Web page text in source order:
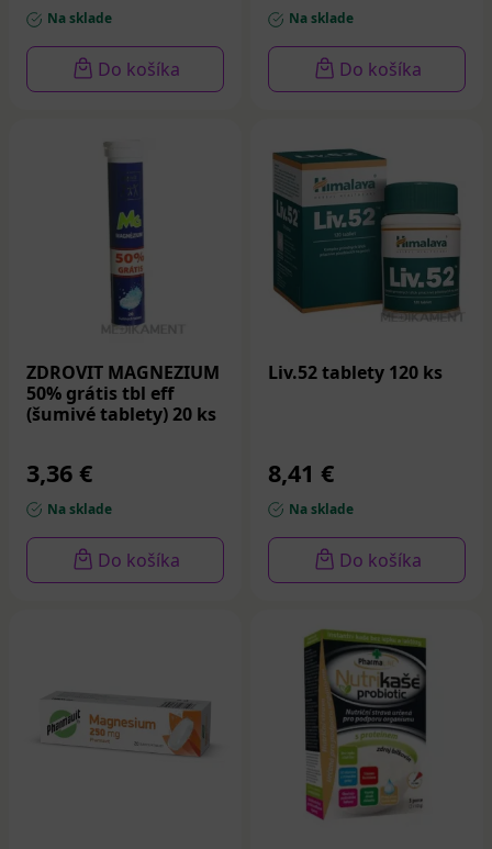
Na sklade
Do košíka
Na sklade
Do košíka
ZDROVIT MAGNEZIUM
50% grátis tbl eff
(šumivé tablety) 20 ks
3,36 €
Na sklade
Do košíka
Liv.52 tablety 120 ks
8,41 €
Na sklade
Do košíka